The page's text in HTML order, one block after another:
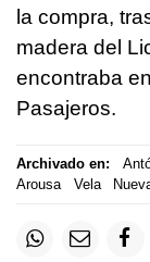
la compra,
madera del
encontraba
Pasajeros.
Archivado en:
Arousa
Vela